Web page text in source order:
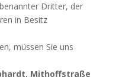
Dritter, der
in Besitz
müssen Sie uns
Mithoffstraße